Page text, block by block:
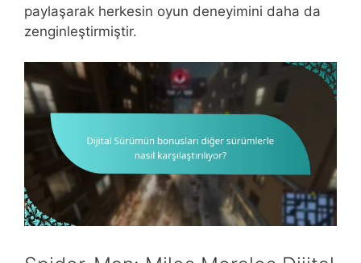
paylaşarak herkesin oyun deneyimini daha da
zenginleştirmiştir.